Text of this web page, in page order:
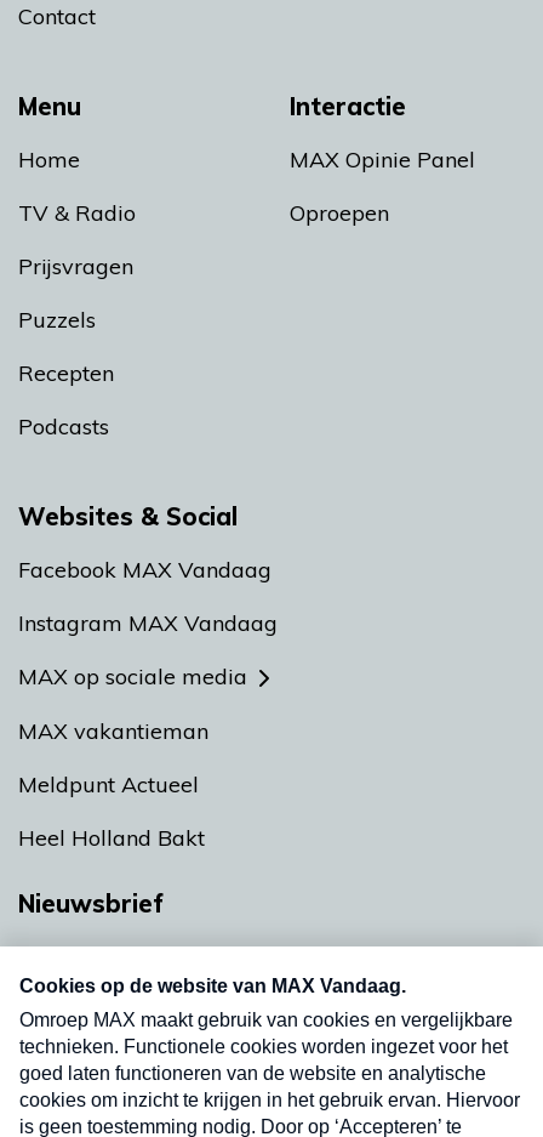
Menu
Home
TV & Radio
Prijsvragen
Puzzels
Recepten
Podcasts
Interactie
MAX Opinie Panel
Oproepen
Contact
Websites & Social
Facebook MAX Vandaag
Instagram MAX Vandaag
MAX op sociale media
MAX vakantieman
Meldpunt Actueel
Heel Holland Bakt
Nieuwsbrief
nieuwsbrief. Elke vrijdag- en dinsdagochtend in
uw mailbox.
Verzend